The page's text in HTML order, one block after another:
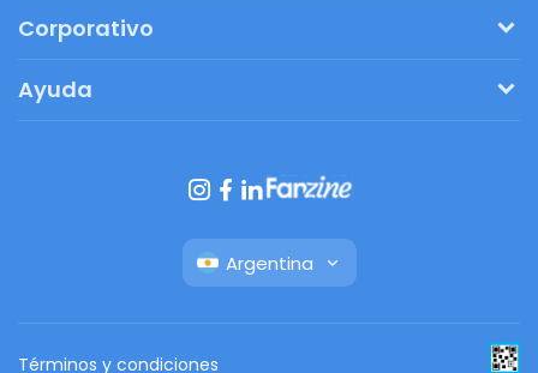
Corporativo
Regalos originales
Ayuda
Botón de arrepentimiento
Argentina
Términos y condiciones